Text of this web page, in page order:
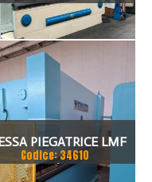
3000 X 130 TON
PIEGATRICE LMF
TON. / 4100MM
Codice: 34610